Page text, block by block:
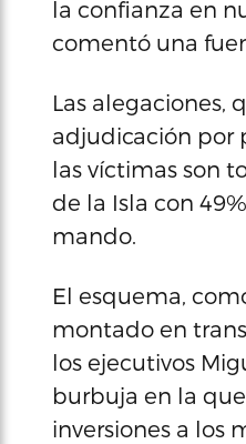
la confianza en
comentó una
Las alegaciones,
adjudicación por
las víctimas son
de la Isla con
mando.
El esquema,
montado en
los ejecutivos
burbuja en la
inversiones a los